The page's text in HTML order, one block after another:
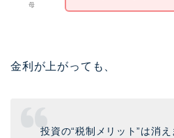
母
金利が上がっても、
投資の“税制メリット”は消え